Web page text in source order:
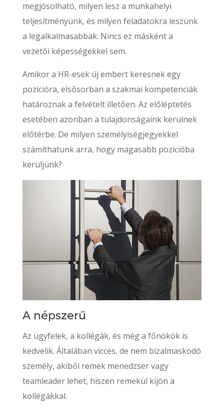
megjósolható, milyen lesz a munkahelyi
teljesítményünk, és milyen feladatokra leszünk
a legalkalmasabbak. Nincs ez másként a
vezetői képességekkel sem.
Amikor a HR-esek új embert keresnek egy
pozícióra, elsősorban a szakmai kompetenciák
határoznak a felvételt illetően. Az előléptetés
esetében azonban a tulajdonságaink kerülnek
előtérbe. De milyen személyiségjegyekkel
számíthatunk arra, hogy magasabb pozícióba
kerüljünk?
A népszerű
Az ügyfelek, a kollégák, és még a főnökök is
kedvelik. Általában vicces, de nem bizalmaskodó
személy, akiből remek menedzser vagy
teamleader lehet, hiszen remekül kijön a
kollégákkal.